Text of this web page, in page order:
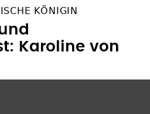
KÖNIGIN
Karoline von